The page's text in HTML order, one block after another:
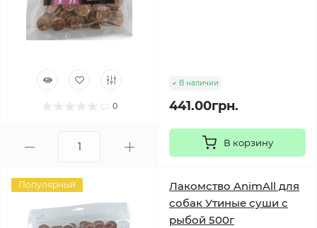
0
В наличии
441.00грн.
В корзину
Популярный
Лакомство AnimAll для
собак Утиные суши с
рыбой 500г